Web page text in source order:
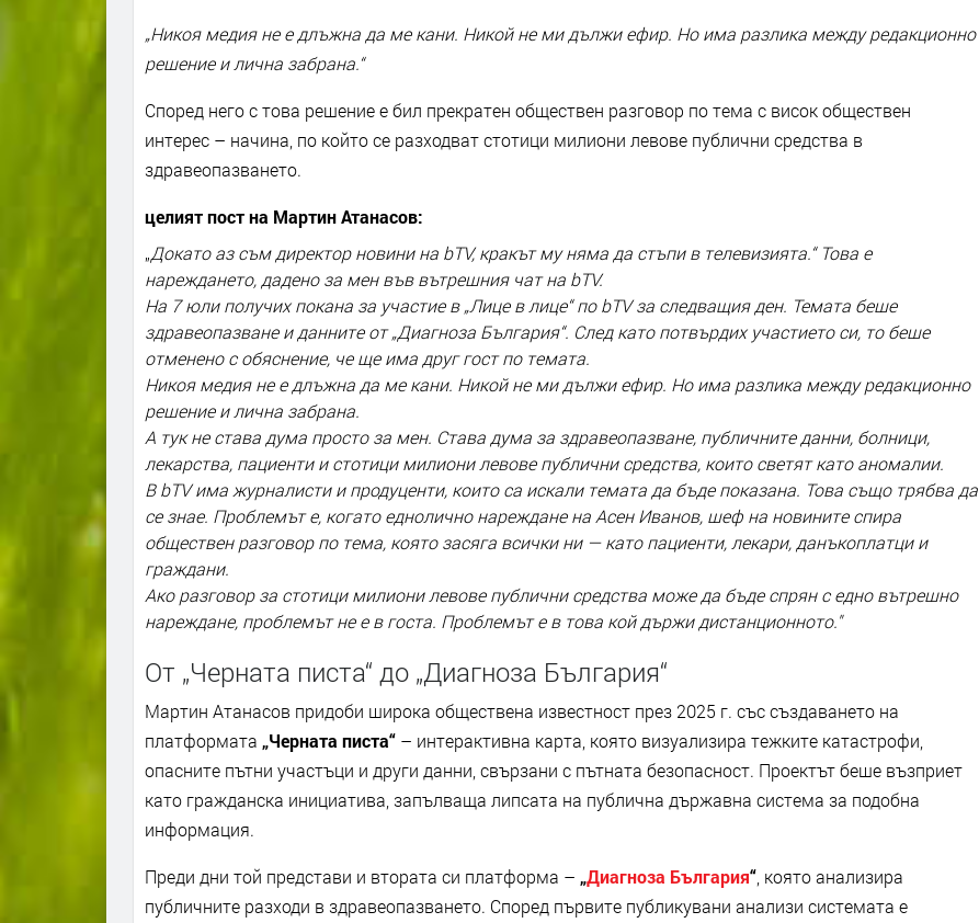
„Никоя медия не е длъжна да ме кани. Никой не ми дължи ефир. Но има разлика между редакционно
решение и лична забрана.“
Според него с това решение е бил прекратен обществен разговор по тема с висок обществен
интерес – начина, по който се разходват стотици милиони левове публични средства в
здравеопазването.
целият пост на Мартин Атанасов:
„Докато аз съм директор новини на bTV, кракът му няма да стъпи в телевизията.“ Това е
нареждането, дадено за мен във вътрешния чат на bTV.
На 7 юли получих покана за участие в „Лице в лице“ по bTV за следващия ден. Темата беше
здравеопазване и данните от „Диагноза България“. След като потвърдих участието си, то беше
отменено с обяснение, че ще има друг гост по темата.
Никоя медия не е длъжна да ме кани. Никой не ми дължи ефир. Но има разлика между редакционно
решение и лична забрана.
А тук не става дума просто за мен. Става дума за здравеопазване, публичните данни, болници,
лекарства, пациенти и стотици милиони левове публични средства, които светят като аномалии.
В bTV има журналисти и продуценти, които са искали темата да бъде показана. Това също трябва да
се знае. Проблемът е, когато еднолично нареждане на Асен Иванов, шеф на новините спира
обществен разговор по тема, която засяга всички ни — като пациенти, лекари, данъкоплатци и
граждани.
Ако разговор за стотици милиони левове публични средства може да бъде спрян с едно вътрешно
нареждане, проблемът не е в госта. Проблемът е в това кой държи дистанционното."
От „Черната писта“ до „Диагноза България“
Мартин Атанасов придоби широка обществена известност през 2025 г. със създаването на
платформата „Черната писта“ – интерактивна карта, която визуализира тежките катастрофи,
опасните пътни участъци и други данни, свързани с пътната безопасност. Проектът беше възприет
като гражданска инициатива, запълваща липсата на публична държавна система за подобна
информация.
Преди дни той представи и втората си платформа – „Диагноза България“, която анализира
публичните разходи в здравеопазването. Според първите публикувани анализи системата е